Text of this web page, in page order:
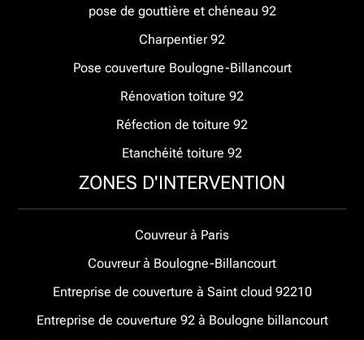
pose de gouttière et chéneau 92
Charpentier 92
Pose couverture Boulogne-Billancourt
Rénovation toiture 92
Réfection de toiture 92
Etanchéité toiture 92
ZONES D'INTERVENTION
Couvreur à Paris
Couvreur à Boulogne-Billancourt
Entreprise de couverture à Saint cloud 92210
Entreprise de couverture 92 à Boulogne billancourt